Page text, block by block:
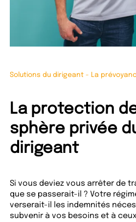
Solutions du dirigeant - La
La protection
sphère privée
dirigeant
Si vous deviez vous arrêter de
que se passerait-il ? Votre
verserait-il les indemnités
subvenir à vos besoins et à